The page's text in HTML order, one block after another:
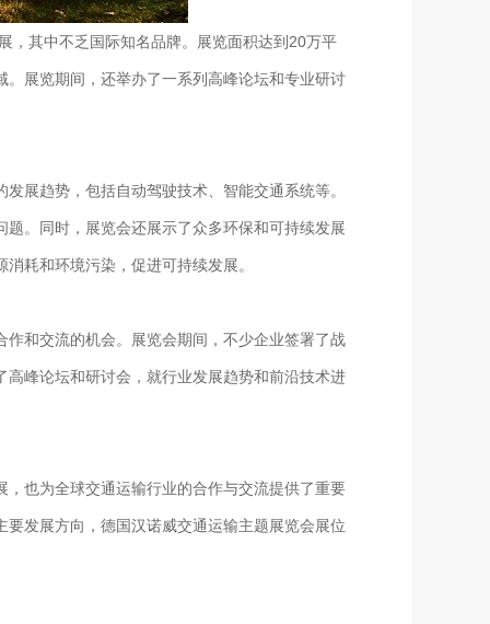
，其中不乏国际知名品牌。展览面积达到20万平
展览期间，还举办了一系列高峰论坛和专业研讨
展趋势，包括自动驾驶技术、智能交通系统等。
。同时，展览会还展示了众多环保和可持续发展
耗和环境污染，促进可持续发展。
和交流的机会。展览会期间，不少企业签署了战
峰论坛和研讨会，就行业发展趋势和前沿技术进
也为全球交通运输行业的合作与交流提供了重要
发展方向，德国汉诺威交通运输主题展览会展位